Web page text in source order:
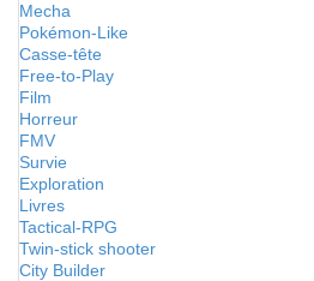
Mecha
Pokémon-Like
Casse-tête
Free-to-Play
Film
Horreur
FMV
Survie
Exploration
Livres
Tactical-RPG
Twin-stick shooter
City Builder